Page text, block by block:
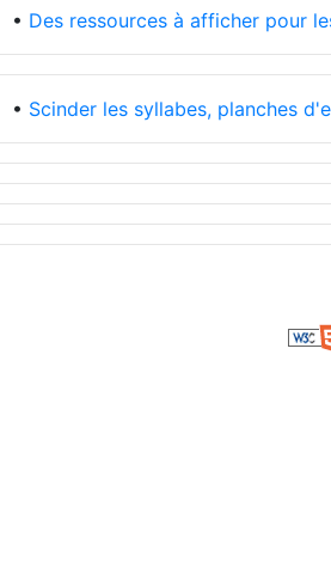
• Des ressources à afficher pour
• Scinder les syllabes, planches